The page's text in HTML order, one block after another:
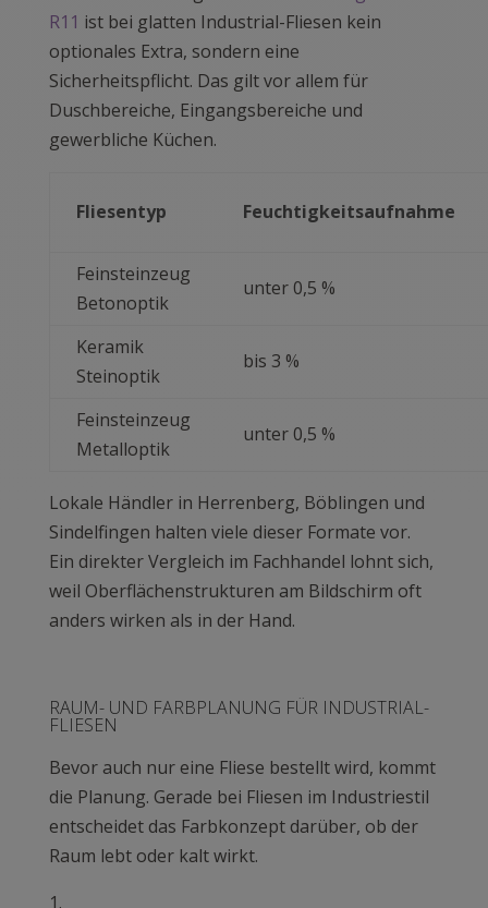
R11 ist bei glatten Industrial-Fliesen kein
optionales Extra, sondern eine
Sicherheitspflicht. Das gilt vor allem für
Duschbereiche, Eingangsbereiche und
gewerbliche Küchen.
Fliesentyp Feuchtigkeitsaufnahme
Feinsteinzeug
Betonoptik
unter 0,5 %
Keramik
Steinoptik
bis 3 %
Feinsteinzeug
Metalloptik
unter 0,5 %
Lokale Händler in Herrenberg, Böblingen und
Sindelfingen halten viele dieser Formate vor.
Ein direkter Vergleich im Fachhandel lohnt sich,
weil Oberflächenstrukturen am Bildschirm oft
anders wirken als in der Hand.
RAUM- UND FARBPLANUNG FÜR INDUSTRIAL-
FLIESEN
Bevor auch nur eine Fliese bestellt wird, kommt
die Planung. Gerade bei Fliesen im Industriestil
entscheidet das Farbkonzept darüber, ob der
Raum lebt oder kalt wirkt.